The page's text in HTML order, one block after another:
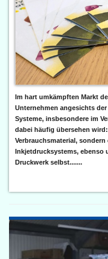
Im hart umkämpften Markt
Unternehmen angesichts
Systeme, insbesondere im
dabei häufig übersehen
Verbrauchsmaterial,
Inkjetdrucksystems, ebenso
Druckwerk selbst.......